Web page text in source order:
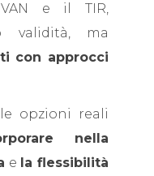
e il TIR,
validità, ma
con approcci
opzioni reali
nella
e la flessibilità